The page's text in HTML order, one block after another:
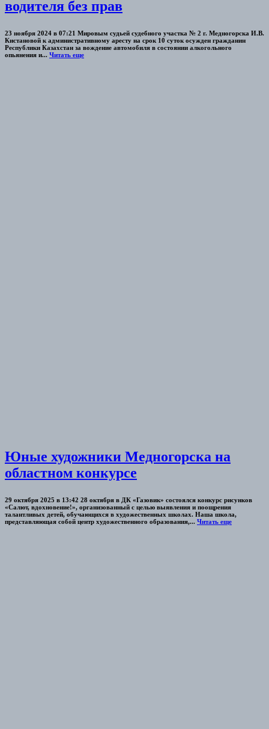
водителя без прав
23 ноября 2024 в 07:21 Мировым судьей судебного участка № 2 г. Медногорска И.В.
Кистановой к административному аресту на срок 10 суток осужден гражданин
Республики Казахстан за вождение автомобиля в состоянии алкогольного
опьянения и... Читать еще
Юные художники Медногорска на
областном конкурсе
29 октября 2025 в 13:42 28 октября в ДК «Газовик» состоялся конкурс рисунков
«Салют, вдохновение!», организованный с целью выявления и поощрения
талантливых детей, обучающихся в художественных школах. Наша школа,
представляющая собой центр художественного образования,... Читать еще